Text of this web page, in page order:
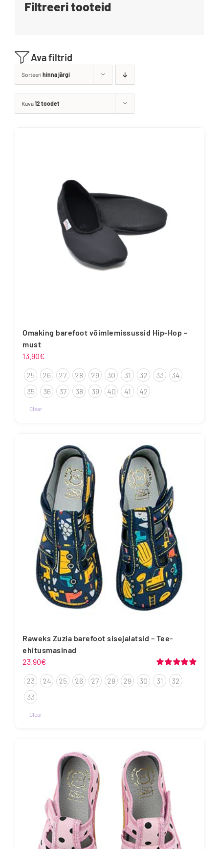
BrändidAva filtrid
Sorteeri hinna järgi
Kuva12 toodet
Omaking barefoot võimlemissussid Hip-Hop –
must
13.90€
25 26 27 28 29 30 31 32 33
34
35
36 37 38 39 40 41 42
Clear
Valikuid
tootelehel.
Raweks Zuzia barefoot sisejalatsid – Tee-
ehitusmasinad
Hinnanguga
5.00 / 5
23.90€
23 24 25 26 27 28 29 30 31
32
33
Clear
Filtreeri tooteid